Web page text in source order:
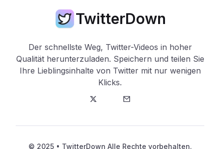
TwitterDown
Der schnellste Weg, Twitter-Videos in hoher
Qualität herunterzuladen. Speichern und teilen Sie
Ihre Lieblingsinhalte von Twitter mit nur wenigen
Klicks.
Twitter E-Mail
© 2025 • TwitterDown Alle Rechte vorbehalten.